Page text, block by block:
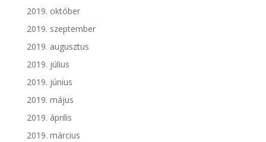
2019. október
2019. szeptember
2019. augusztus
2019. július
2019. június
2019. május
2019. április
2019. március